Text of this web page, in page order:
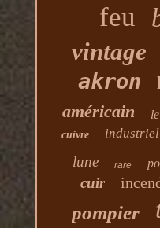
feu
vintage
akron
américain
cuivre industriel
lune rare
cuir
pompier